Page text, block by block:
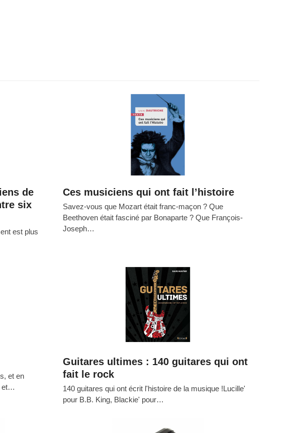
de
six
est plus
Ces musiciens qui ont fait l’histoire
Savez-vous que Mozart était franc-maçon ? Que
Beethoven était fasciné par Bonaparte ? Que François-
Joseph…
et en
et…
Guitares ultimes : 140 guitares qui ont
fait le rock
140 guitares qui ont écrit l'histoire de la musique !Lucille'
pour B.B. King, Blackie' pour…